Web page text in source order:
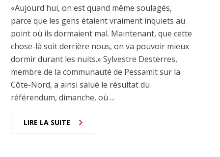
«Aujourd'hui, on est quand même soulagés,
parce que les gens étaient vraiment inquiets au
point où ils dormaient mal. Maintenant, que cette
chose-là soit derrière nous, on va pouvoir mieux
dormir durant les nuits.» Sylvestre Desterres,
membre de la communauté de Pessamit sur la
Côte-Nord, a ainsi salué le résultat du
référendum, dimanche, où ...
LIRE LA SUITE